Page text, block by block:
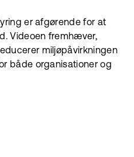
er afgørende for at
Videoen fremhæver,
miljøpåvirkningen
både organisationer og